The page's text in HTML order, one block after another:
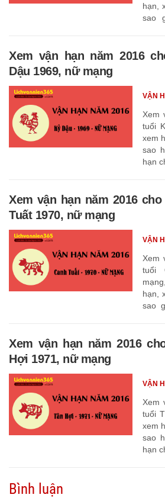
hạn,
sao
Xem vận hạn năm 2016
Dậu 1969, nữ mạng
Xem
tuổi
xem
sao
hạn
VẬN
Xem vận hạn năm 2016
Tuất 1970, nữ mạng
Xem
tuổi
hạn,
sao
VẬN
Xem vận hạn năm 2016
Hợi 1971, nữ mạng
Xem
tuổi
xem
sao
hạn
VẬN
Bình luận